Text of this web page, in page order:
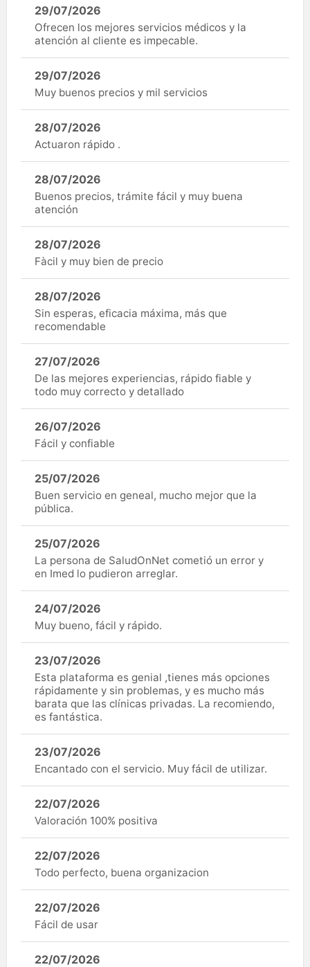
29/07/2026
Ofrecen los mejores servicios médicos y la
atención al cliente es impecable.
29/07/2026
Muy buenos precios y mil servicios
28/07/2026
Actuaron rápido .
28/07/2026
Buenos precios, trámite fácil y muy buena
atención
28/07/2026
Fàcil y muy bien de precio
28/07/2026
Sin esperas, eficacia máxima, más que
recomendable
27/07/2026
De las mejores experiencias, rápido fiable y
todo muy correcto y detallado
26/07/2026
Fácil y confiable
25/07/2026
Buen servicio en geneal, mucho mejor que la
pública.
25/07/2026
La persona de SaludOnNet cometió un error y
en Imed lo pudieron arreglar.
24/07/2026
Muy bueno, fácil y rápido.
23/07/2026
Esta plataforma es genial ,tienes más opciones
rápidamente y sin problemas, y es mucho más
barata que las clínicas privadas. La recomiendo,
es fantástica.
23/07/2026
Encantado con el servicio. Muy fácil de utilizar.
22/07/2026
Valoración 100% positiva
22/07/2026
Todo perfecto, buena organizacion
22/07/2026
Fácil de usar
22/07/2026